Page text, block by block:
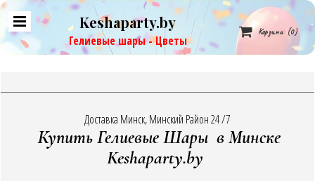
Keshaparty.by
Гелиевые шары - Цветы
 Корзина (0)
Доставка Минск, Минский Район 24 /7
Купить Гелиевые Шары в Минске
Keshaparty.by